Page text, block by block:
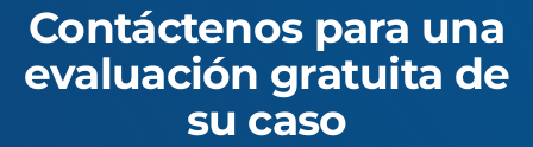
Contáctenos para una
evaluación gratuita de
su caso